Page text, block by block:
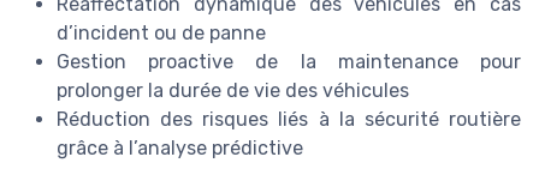
d’incident ou de panne
Gestion proactive de la maintenance pour
prolonger la durée de vie des véhicules
Réduction des risques liés à la sécurité routière
grâce à l’analyse prédictive